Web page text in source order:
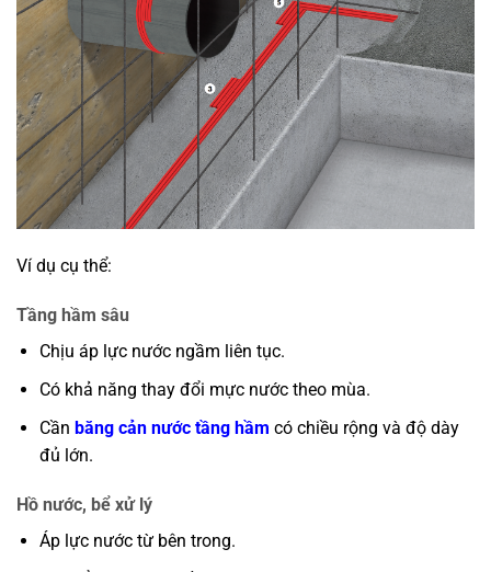
Ví dụ cụ thể:
Tầng hầm sâu
Chịu áp lực nước ngầm liên tục.
Có khả năng thay đổi mực nước theo mùa.
Cần băng cản nước tầng hầm có chiều rộng và độ dày
đủ lớn.
Hồ nước, bể xử lý
Áp lực nước từ bên trong.